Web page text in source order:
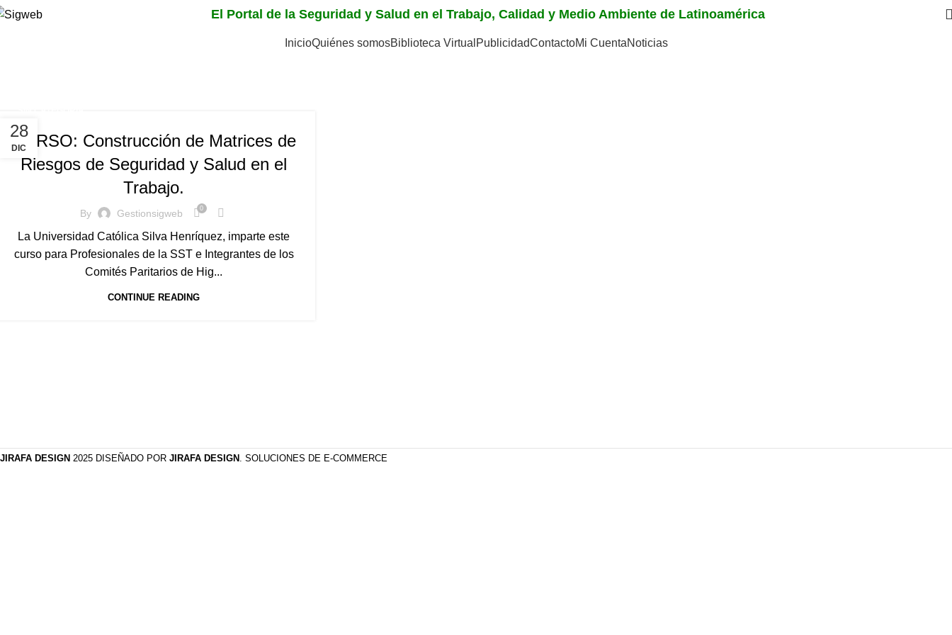
El Portal de la Seguridad y Salud en el Trabajo, Calidad y Medio Ambiente de Latinoamérica
InicioQuiénes somosBiblioteca Virtual PublicidadContactoMi CuentaNoticias
28
DIC
CURSO: Construcción de Matrices de
Riesgos de Seguridad y Salud en el
Trabajo.
By Gestionsigweb 0
La Universidad Católica Silva Henríquez, imparte este
curso para Profesionales de la SST e Integrantes de los
Comités Paritarios de Hig...
CONTINUE READING
JIRAFA DESIGN 2025 DISEÑADO POR JIRAFA DESIGN . SOLUCIONES DE E-COMMERCE